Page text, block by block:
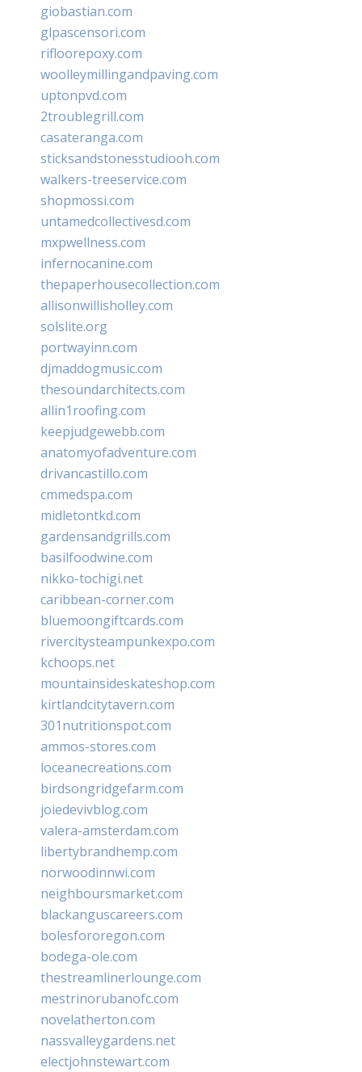
giobastian.com
glpascensori.com
rifloorepoxy.com
woolleymillingandpaving.com
uptonpvd.com
2troublegrill.com
casateranga.com
sticksandstonesstudiooh.com
walkers-treeservice.com
shopmossi.com
untamedcollectivesd.com
mxpwellness.com
infernocanine.com
thepaperhousecollection.com
allisonwillisholley.com
solslite.org
portwayinn.com
djmaddogmusic.com
thesoundarchitects.com
allin1roofing.com
keepjudgewebb.com
anatomyofadventure.com
drivancastillo.com
cmmedspa.com
midletontkd.com
gardensandgrills.com
basilfoodwine.com
nikko-tochigi.net
caribbean-corner.com
bluemoongiftcards.com
rivercitysteampunkexpo.com
kchoops.net
mountainsideskateshop.com
kirtlandcitytavern.com
301nutritionspot.com
ammos-stores.com
loceanecreations.com
birdsongridgefarm.com
joiedevivblog.com
valera-amsterdam.com
libertybrandhemp.com
norwoodinnwi.com
neighboursmarket.com
blackanguscareers.com
bolesfororegon.com
bodega-ole.com
thestreamlinerlounge.com
mestrinorubanofc.com
novelatherton.com
nassvalleygardens.net
electjohnstewart.com